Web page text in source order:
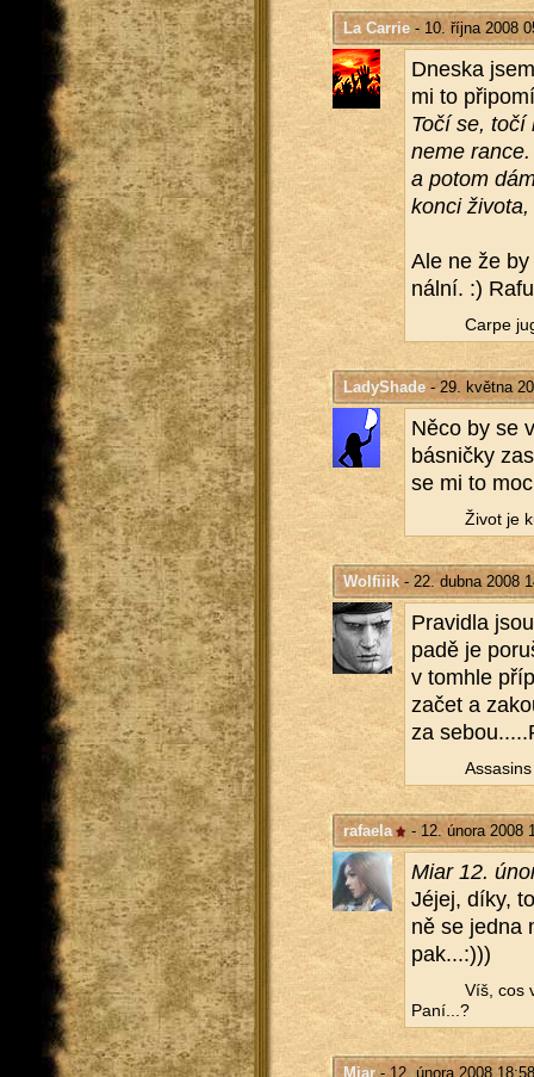
La Carrie- 10. října 2008
Dneska
mi to
Točí se,
ne­me
a potom
konci
Ale ne že
nál­ní. :)
Carpe
LadyShade- 29. května
Něco by se
bás­nič­ky
se mi to
Život je
Wolfiiik- 22. dubna 2008
Pra­vi­dla
pa­dě je
v to­mhle
začet a
za
rafaela - 12. února 2008
Miar 12.
Jéjej, díky,
ně se jedna
pak...:)))
Víš, cos
Paní...?
Miar- 12. února 2008 18:58